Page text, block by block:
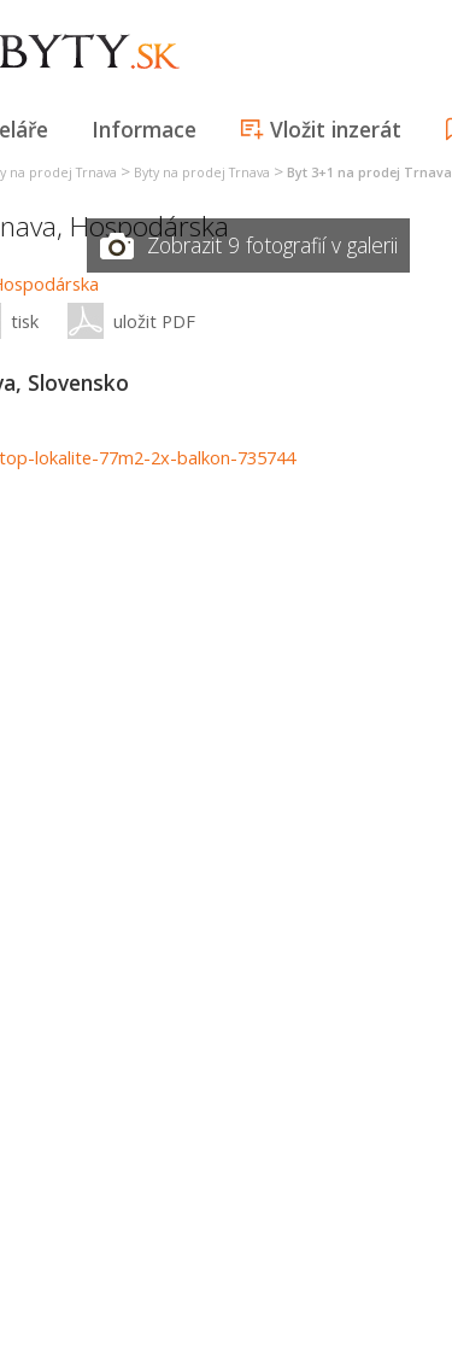
Informace Vložit inzerát
na prodej Trnava > Byty na prodej Trnava > Byt 3+1 na prodej Trnava
, HospodárskaZobrazit 9 fotografií v galerii
tisk uložit PDF
Slovensko
lokalite-77m2-2x-balkon-735744